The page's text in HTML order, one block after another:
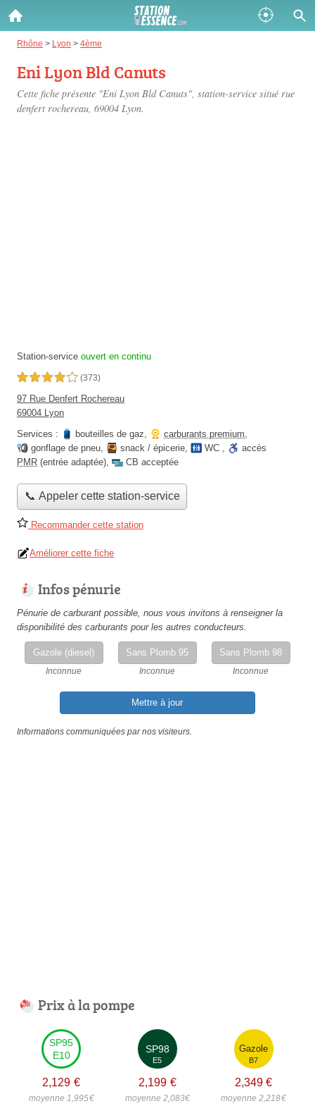
Rhône > Lyon > 4ème
Eni Lyon Bld Canuts
Cette fiche présente "Eni Lyon Bld Canuts", station-service situé rue
denfert rochereau, 69004 Lyon.
Station-service ouvert en continu
4,0 étoiles sur 5 (373)
97 Rue Denfert Rochereau
69004 Lyon
Services :
bouteilles de gaz, carburants premium,
gonflage de pneu, snack / épicerie, WC ,
accès
PMR (entrée adaptée), CB acceptée
📞 Appeler cette station-service
Recommander cette station
Améliorer cette fiche
Infos pénurie
Pénurie de carburant possible, nous vous invitons à renseigner la
disponibilité des carburants pour les autres conducteurs.
Gazole (diesel)
Inconnue
Sans Plomb 95
Inconnue
Sans Plomb 98
Inconnue
Mettre à jour
Informations communiquées par nos visiteurs.
Prix à la pompe
SP95
E10
2,129 €
moyenne 1,995€
SP98
E5
2,199 €
moyenne 2,083€
Gazole
B7
2,349 €
moyenne 2,218€
Gazole :
Disponible
SP 98 :